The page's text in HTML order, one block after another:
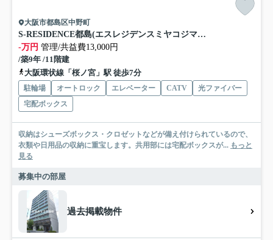
大阪市都島区中野町
S-RESIDENCE都島(エスレジデンスミヤコジマ) BRAVI不動産
-万円 管理/共益費13,000円
/築9年 /11階建
大阪環状線「桜ノ宮」駅 徒歩7分
駐輪場 オートロック エレベーター CATV
光ファイバー
宅配ボックス
収納はシューズボックス・クロゼットなどが備え付けられているので、
衣類や日用品の収納に重宝します。共用部には宅配ボックスが... もっと
見る
募集中の部屋
過去掲載物件